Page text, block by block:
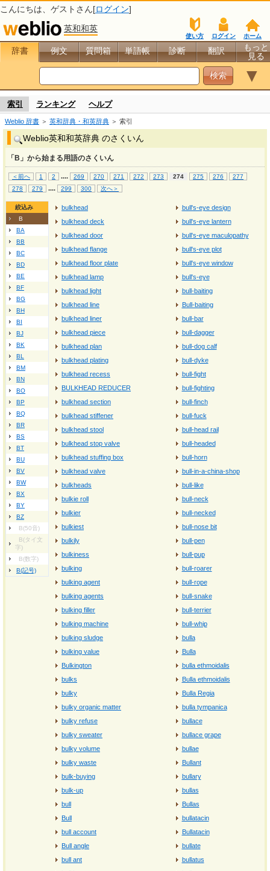
こんにちは、 ゲスト さん[ログイン]
英和和英
ホーム
ログイン
使い方
辞書 例文 質問箱 単語帳 診断 翻訳
もっと
見る
▼
索引 ランキング ヘルプ
Weblio 辞書 ＞ 英和辞典・和英辞典 ＞ 索引
Weblio英和和英辞典 のさくいん
「B」から始まる用語のさくいん
＜前へ 1 2 .... 269 270 271 272 273 274 275 276
277
278
279 .... 299 300 次へ＞
絞込み
B
BA
BB
BC
BD
BE
BF
BG
BH
BI
BJ
BK
BL
BM
BN
BO
BP
BQ
BR
BS
BT
BU
BV
BW
BX
BY
BZ
B(50音)
B(タイ文
字)
B(数字)
B(記号)
bulkhead
bulkhead deck
bulkhead door
bulkhead flange
bulkhead floor plate
bulkhead lamp
bulkhead light
bulkhead line
bulkhead liner
bulkhead piece
bulkhead plan
bulkhead plating
bulkhead recess
BULKHEAD REDUCER
bulkhead section
bulkhead stiffener
bulkhead stool
bulkhead stop valve
bulkhead stuffing box
bulkhead valve
bulkheads
bulkie roll
bulkier
bulkiest
bulkily
bulkiness
bulking
bulking agent
bulking agents
bulking filler
bulking machine
bulking sludge
bulking value
Bulkington
bulks
bulky
bulky organic matter
bulky refuse
bulky sweater
bulky volume
bulky waste
bulk‐buying
bulk‐up
bull
Bull
bull account
Bull angle
bull ant
bull's-eye design
bull's-eye lantern
bull's-eye maculopathy
bull's-eye plot
bull's-eye window
bull's‐eye
bull-baiting
Bull-baiting
bull-bar
bull-dagger
bull-dog calf
bull-dyke
bull-fight
bull-fighting
bull-finch
bull-fuck
bull-head rail
bull-headed
bull-horn
bull-in-a-china-shop
bull-like
bull-neck
bull-necked
bull-nose bit
bull-pen
bull-pup
bull-roarer
bull-rope
bull-snake
bull-terrier
bull-whip
bulla
Bulla
bulla ethmoidalis
Bulla ethmoidalis
Bulla Regia
bulla tympanica
bullace
bullace grape
bullae
Bullant
bullary
bullas
Bullas
bullatacin
Bullatacin
bullate
bullatus